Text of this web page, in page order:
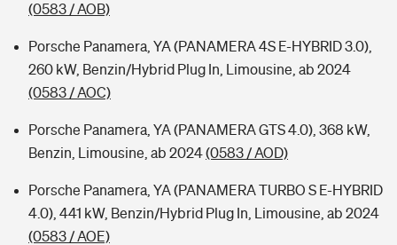
(0583 / AOB)
Porsche Panamera, YA (PANAMERA 4S E-HYBRID 3.0),
260 kW, Benzin/Hybrid Plug In, Limousine, ab 2024
(0583 / AOC)
Porsche Panamera, YA (PANAMERA GTS 4.0), 368 kW,
Benzin, Limousine, ab 2024(0583 / AOD)
Porsche Panamera, YA (PANAMERA TURBO S E-HYBRID
4.0), 441 kW, Benzin/Hybrid Plug In, Limousine, ab 2024
(0583 / AOE)